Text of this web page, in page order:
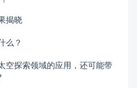
揭晓
么？
空探索领域的应用，还可能带